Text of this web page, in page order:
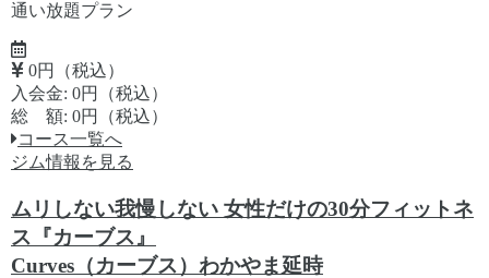
通い放題プラン
0円（税込）
入会金: 0円（税込）
総 額: 0円（税込）
コース一覧へ
ジム情報を見る
ムリしない我慢しない 女性だけの30分フィットネ
ス『カーブス』
Curves（カーブス）わかやま延時